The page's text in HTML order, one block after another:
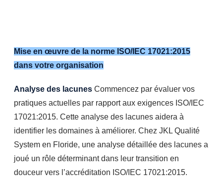
Mise en œuvre de la norme ISO/IEC 17021:2015
dans votre organisation
Analyse des lacunes Commencez par évaluer vos
pratiques actuelles par rapport aux exigences ISO/IEC
17021:2015. Cette analyse des lacunes aidera à
identifier les domaines à améliorer. Chez JKL Qualité
System en Floride, une analyse détaillée des lacunes a
joué un rôle déterminant dans leur transition en
douceur vers l’accréditation ISO/IEC 17021:2015.